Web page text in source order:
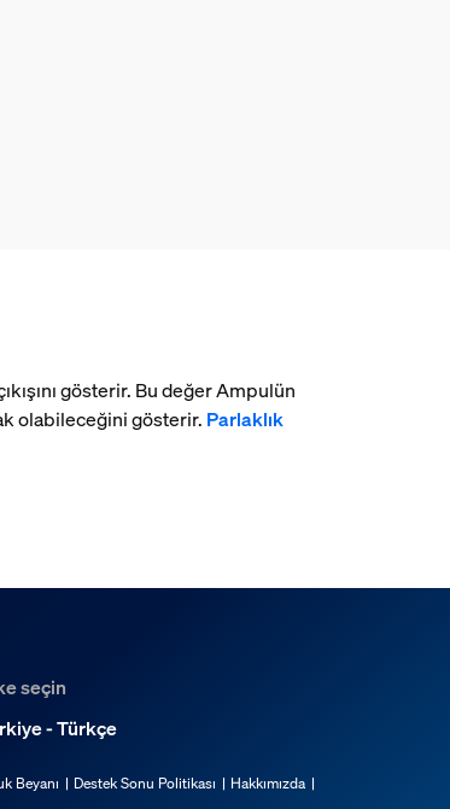
gösterir. Bu değer Ampulün
olabileceğini gösterir. Parlaklık
seçin
- Türkçe
Beyanı Destek Sonu Politikası
Hakkımızda